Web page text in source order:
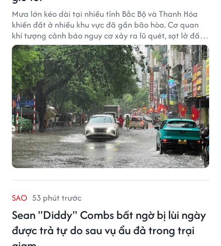
Mưa lớn kéo dài tại nhiều tỉnh Bắc Bộ và Thanh Hóa
khiến đất ở nhiều khu vực đã gần bão hòa. Cơ quan
khí tượng cảnh báo nguy cơ xảy ra lũ quét, sạt lở đất
trong những giờ tới.
SAO 53 phút trước
Sean "Diddy" Combs bất ngờ bị lùi ngày
được trả tự do sau vụ ẩu đả trong trại